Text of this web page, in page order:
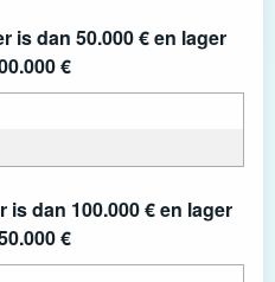
is dan 50.000 € en lager
€
dan 100.000 € en lager
€